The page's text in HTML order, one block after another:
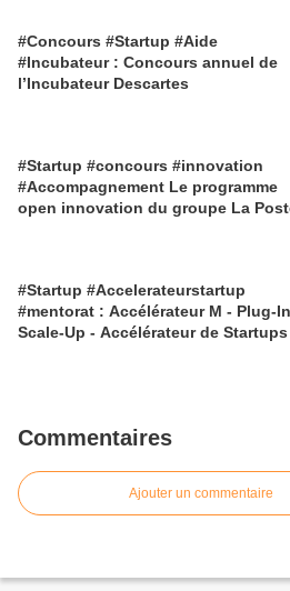
#Concours #Startup #Aide
#Incubateur : Concours annuel de
l’Incubateur Descartes
#Startup #concours #innovation
#Accompagnement Le programme
open innovation du groupe La
#Startup #Accelerateurstartup
#mentorat : Accélérateur M - Plug-
Scale-Up - Accélérateur de Startups
Commentaires
Ajouter un commentaire